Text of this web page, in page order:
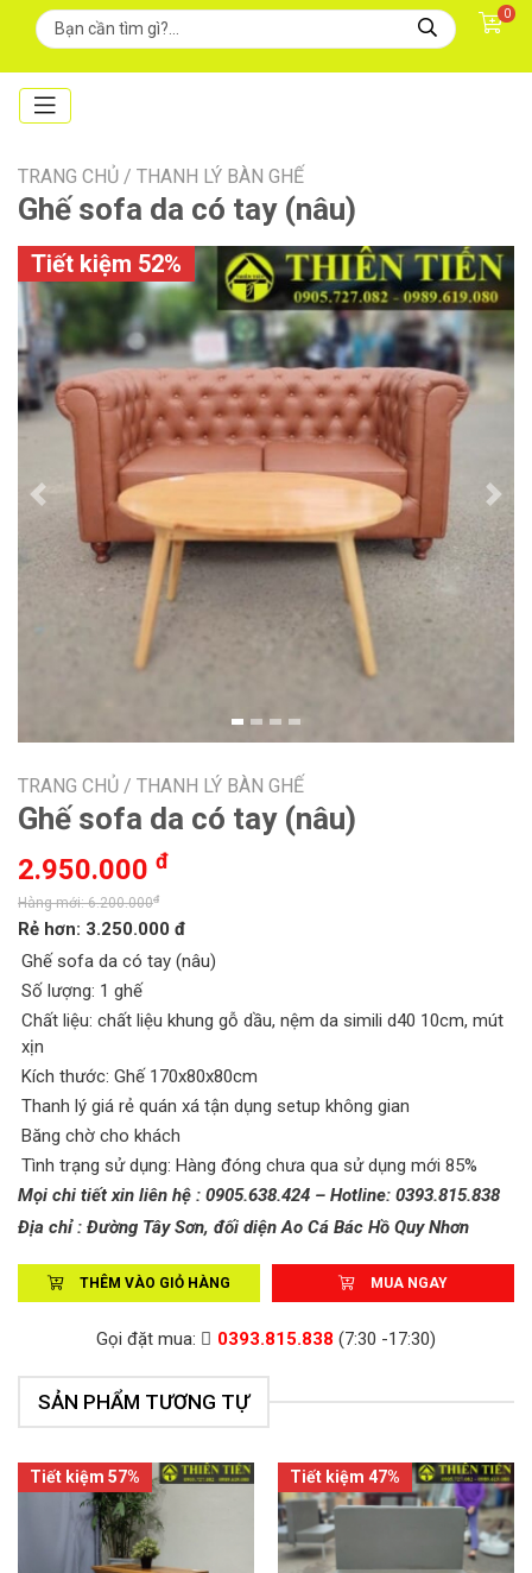
0
TRANG CHỦ / THANH LÝ BÀN GHẾ
Ghế sofa da có tay (nâu)
Tiết kiệm 52%
Previous Next
TRANG CHỦ / THANH LÝ BÀN GHẾ
Ghế sofa da có tay (nâu)
2.950.000 đ
Hàng mới: 6.200.000đ
Rẻ hơn: 3.250.000 đ
Ghế sofa da có tay (nâu)
Số lượng: 1 ghế
Chất liệu: chất liệu khung gỗ dầu, nệm da simili d40 10cm, mút
xịn
Kích thước: Ghế 170x80x80cm
Thanh lý giá rẻ quán xá tận dụng setup không gian
Băng chờ cho khách
Tình trạng sử dụng: Hàng đóng chưa qua sử dụng mới 85%
Mọi chi tiết xin liên hệ : 0905.638.424 – Hotline: 0393.815.838
Địa chỉ : Đường Tây Sơn, đối diện Ao Cá Bác Hồ Quy Nhơn
THÊM VÀO GIỎ HÀNG MUA NGAY
Gọi đặt mua: 0393.815.838 (7:30 -17:30)
SẢN PHẨM TƯƠNG TỰ
Tiết kiệm 57% Tiết kiệm 47%